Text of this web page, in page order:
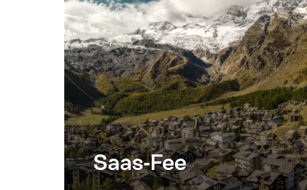
Saas-Fee